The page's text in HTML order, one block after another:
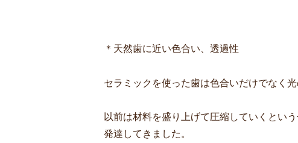
＊天然歯に近い色合い、透過性
セラミックを使った歯は色合いだけでなく
以前は材料を盛り上げて圧縮していくとい
発達してきました。